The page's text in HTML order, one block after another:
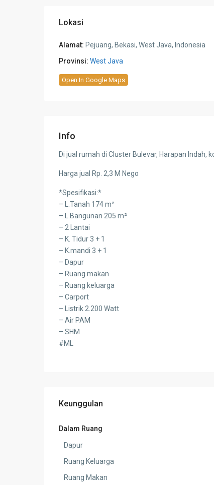
Lokasi
Alamat: Pejuang, Bekasi, West Java, Indonesia
Provinsi: West Java
Open In Google Maps
Info
Di jual rumah di Cluster Bulevar, Harapan Indah,
Harga jual Rp. 2,3 M Nego
*Spesifikasi:*
– L.Tanah 174 m²
– L.Bangunan 205 m²
– 2 Lantai
– K. Tidur 3 + 1
– K.mandi 3 + 1
– Dapur
– Ruang makan
– Ruang keluarga
– Carport
– Listrik 2.200 Watt
– Air PAM
– SHM
#ML
Keunggulan
Dalam Ruang
Dapur
Ruang Keluarga
Ruang Makan